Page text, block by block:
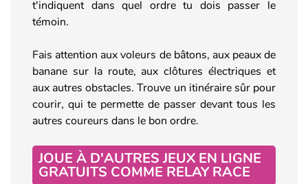
t'indiquent dans quel ordre tu dois passer le
témoin.
Fais attention aux voleurs de bâtons, aux peaux de
banane sur la route, aux clôtures électriques et
aux autres obstacles. Trouve un itinéraire sûr pour
courir, qui te permette de passer devant tous les
autres coureurs dans le bon ordre.
JOUE À D'AUTRES JEUX EN LIGNE
GRATUITS COMME RELAY RACE